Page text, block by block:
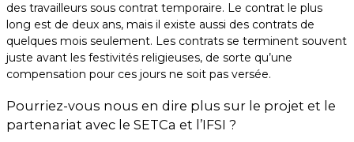
des travailleurs sous contrat temporaire. Le contrat le plus
long est de deux ans, mais il existe aussi des contrats de
quelques mois seulement. Les contrats se terminent souvent
juste avant les festivités religieuses, de sorte qu’une
compensation pour ces jours ne soit pas versée.
Pourriez-vous nous en dire plus sur le projet et le
partenariat avec le SETCa et l’IFSI ?